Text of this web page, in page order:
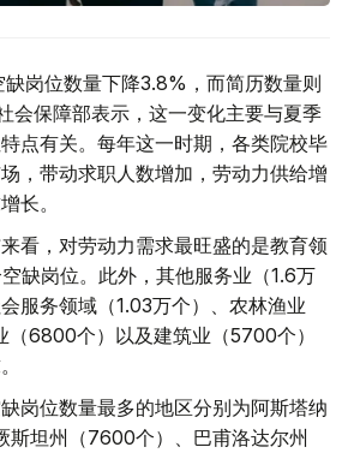
岗位数量下降3.8%，而简历数量则
会保障部表示，这一变化主要与夏季
点有关。每年这一时期，各类院校毕
，带动求职人数增加，劳动力供给增
长。
看，对劳动力需求最旺盛的是教育领
缺岗位。此外，其他服务业（1.6万
服务领域（1.03万个）、农林渔业
（6800个）以及建筑业（5700个）
岗位数量最多的地区分别为阿斯塔纳
斯坦州（7600个）、巴甫洛达尔州